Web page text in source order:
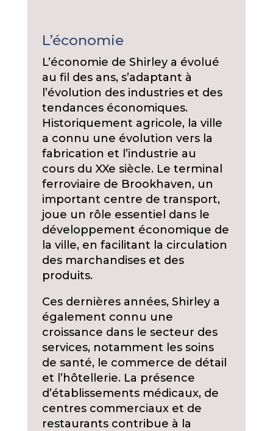
L’économie
L’économie de Shirley a évolué
au fil des ans, s’adaptant à
l’évolution des industries et des
tendances économiques.
Historiquement agricole, la ville
a connu une évolution vers la
fabrication et l’industrie au
cours du XXe siècle. Le terminal
ferroviaire de Brookhaven, un
important centre de transport,
joue un rôle essentiel dans le
développement économique de
la ville, en facilitant la circulation
des marchandises et des
produits.
Ces dernières années, Shirley a
également connu une
croissance dans le secteur des
services, notamment les soins
de santé, le commerce de détail
et l’hôtellerie. La présence
d’établissements médicaux, de
centres commerciaux et de
restaurants contribue à la